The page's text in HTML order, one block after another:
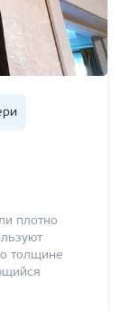
плотно
толщине